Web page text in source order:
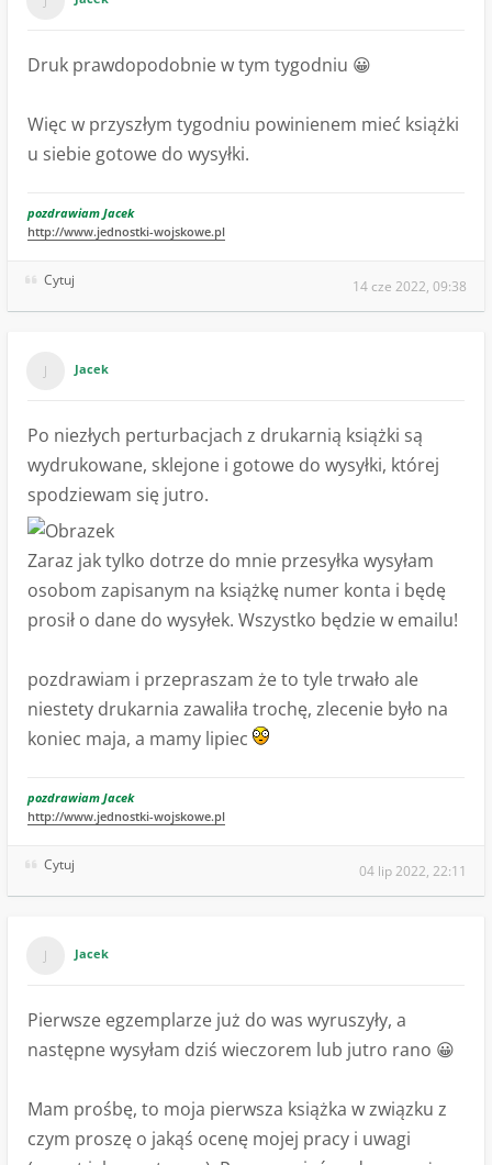
Druk prawdopodobnie w tym tygodniu 😀
Więc w przyszłym tygodniu powinienem mieć książki
u siebie gotowe do wysyłki.
pozdrawiam Jacek
http://www.jednostki-wojskowe.pl
Cytuj 14 cze 2022, 09:38
Jacek
Po niezłych perturbacjach z drukarnią książki są
wydrukowane, sklejone i gotowe do wysyłki, której
spodziewam się jutro.
Zaraz jak tylko dotrze do mnie przesyłka wysyłam
osobom zapisanym na książkę numer konta i będę
prosił o dane do wysyłek. Wszystko będzie w emailu!
pozdrawiam i przepraszam że to tyle trwało ale
niestety drukarnia zawaliła trochę, zlecenie było na
koniec maja, a mamy lipiec
pozdrawiam Jacek
http://www.jednostki-wojskowe.pl
Cytuj 04 lip 2022, 22:11
Jacek
Pierwsze egzemplarze już do was wyruszyły, a
następne wysyłam dziś wieczorem lub jutro rano 😀
Mam prośbę, to moja pierwsza książka w związku z
czym proszę o jakąś ocenę mojej pracy i uwagi